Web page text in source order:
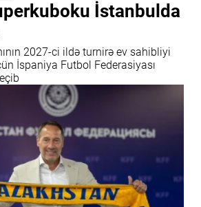
İstanbulda
2027-ci ildə turnirə ev sahibliyi
İspaniya Futbol Federasiyası